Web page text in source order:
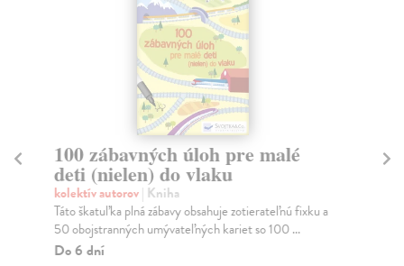
100 zábavných úloh pre malé
deti (nielen) do vlaku
kolektív autorov| Kniha
Táto škatuľka plná zábavy obsahuje zotierateľnú fixku a
50 obojstranných umývateľných kariet so 100 ...
Do 6 dní